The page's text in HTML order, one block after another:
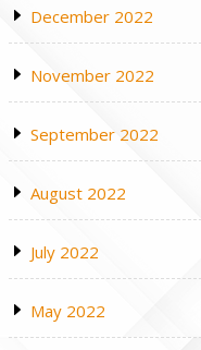
December 2022
November 2022
September 2022
August 2022
July 2022
May 2022